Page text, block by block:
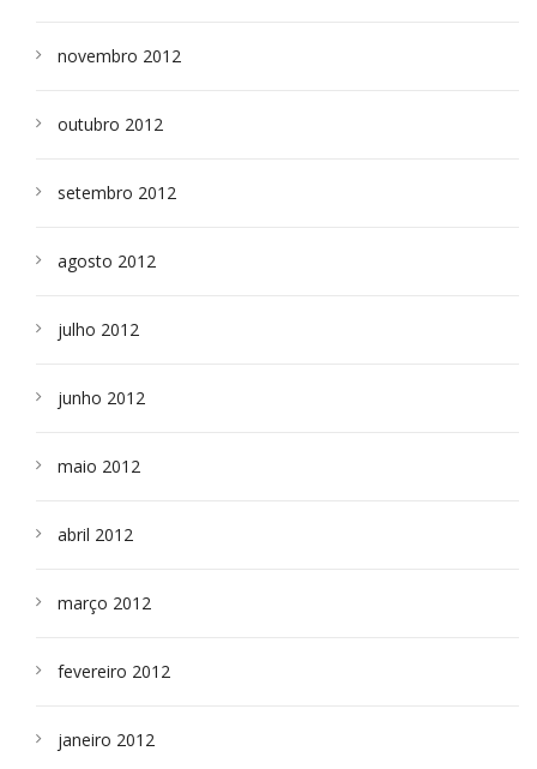
novembro 2012
outubro 2012
setembro 2012
agosto 2012
julho 2012
junho 2012
maio 2012
abril 2012
março 2012
fevereiro 2012
janeiro 2012